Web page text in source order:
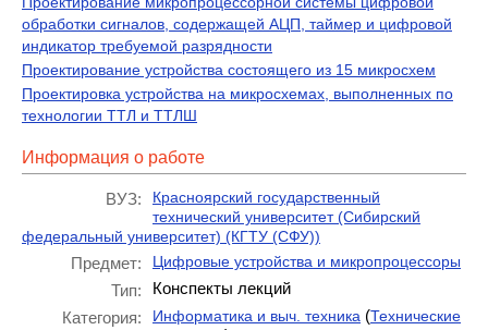
обработки сигналов, содержащей АЦП, таймер и цифровой
индикатор требуемой разрядности
Проектирование устройства состоящего из 15 микросхем
Проектировка устройства на микросхемах, выполненных по
технологии ТТЛ и ТТЛШ
Информация о работе
ВУЗ:
Красноярский государственный
технический университет (Сибирский
федеральный университет) (КГТУ (СФУ))
Предмет: Цифровые устройства и микропроцессоры
Тип:
Конспекты лекций
Категория:
Информатика и выч. техника (Технические